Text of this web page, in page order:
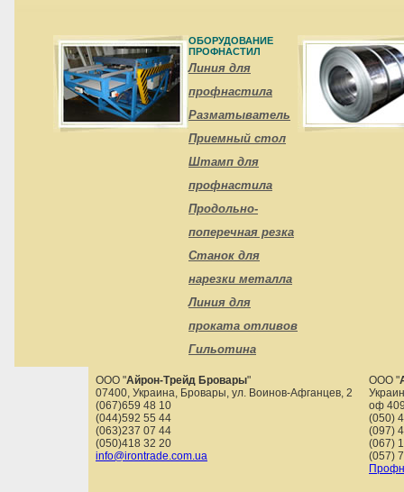
ОБОРУДОВАНИЕ
ПРОФНАСТИЛ
Линия для
профнастила
Разматыватель
Приемный стол
Штамп для
профнастила
Продольно-
поперечная резка
Станок для
нарезки металла
Линия для
проката отливов
Гильотина
ООО "Айрон-Трейд Бровары"
07400, Украина, Бровары, ул. Воинов-Афганцев, 2
(067)659 48 10
(044)592 55 44
(063)237 07 44
(050)418 32 20
info@irontrade.com.ua
ООО "
оф
(050)
(097)
(067)
(057)